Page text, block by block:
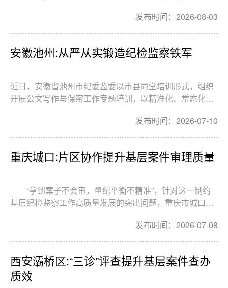
发布时间：2026-08-03
安徽池州:从严从实锻造纪检监察铁军
近日，安徽省池州市纪委监委以市县同堂培训形式，组织
开展公文写作与保密工作专题培训，以精准化、常态化培
发布时间：2026-07-10
重庆城口:片区协作提升基层案件审理质量
“拿到案子不会审，量纪平衡不精准”，针对这一制约
基层纪检监察工作高质量发展的突出问题，重庆市城口县
高、办案能力强、执纪执法规范的乡镇（街道）纪（工）
委、派驻（派出）机构业务能手进入审理人才库。
发布时间：2026-07-08
西安灞桥区:“三诊”评查提升基层案件查办
质效